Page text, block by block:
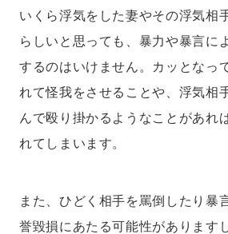
いくら浮気をした妻やその浮気相
らしいと思っても、暴力や暴言に
するのはいけません。カッとなっ
れて怪我をさせることや、浮気相
んで殴り掛かるようなことがあれ
れてしまいます。
また、ひどく相手を罵倒したり暴
誉毀損にあたる可能性があります